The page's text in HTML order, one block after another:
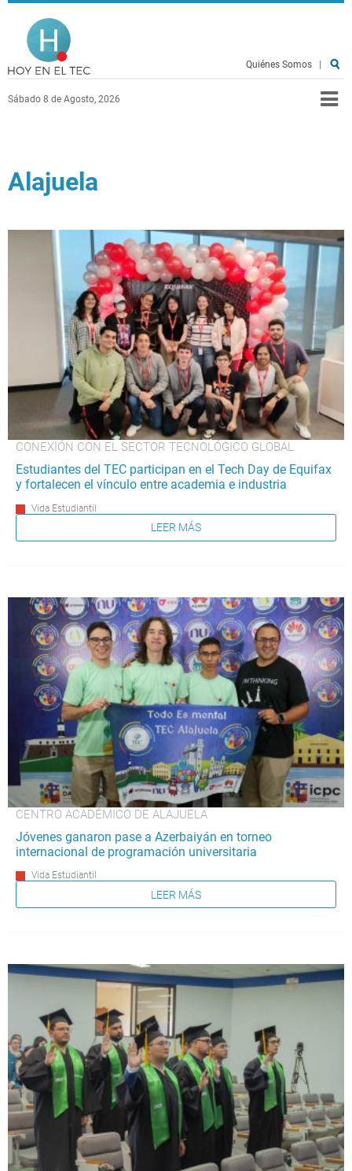
Pasar al contenido principal
Sábado 8 de Agosto, 2026
Quiénes Somos
Alajuela
CONEXIÓN CON EL SECTOR TECNOLÓGICO GLOBAL
Estudiantes del TEC participan en el Tech Day de Equifax
y fortalecen el vínculo entre academia e industria
Vida Estudiantil
LEER MÁS
CENTRO ACADÉMICO DE ALAJUELA
Jóvenes ganaron pase a Azerbaiyán en torneo
internacional de programación universitaria
Vida Estudiantil
LEER MÁS